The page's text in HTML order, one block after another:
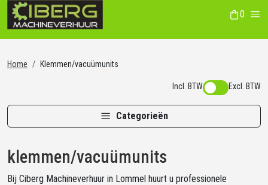
0
Home Klemmen/vacuümunits
Incl. BTW Excl. BTW
Categorieën
klemmen/vacuümunits
Bij Ciberg Machineverhuur in Lommel huurt u professionele